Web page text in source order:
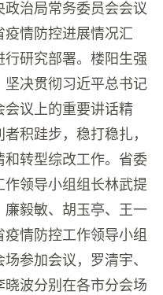
治局常务委员会会议
情防控进展情况汇
研究部署。楼阳生强
决贯彻习近平总书记
会议上的重要讲话精
积跬步，稳打稳扎，
转型综改工作。省委
领导小组组长林武提
毅敏、胡玉亭、王一
情防控工作领导小组
参加会议，罗清宇、
波分别在各市分会场